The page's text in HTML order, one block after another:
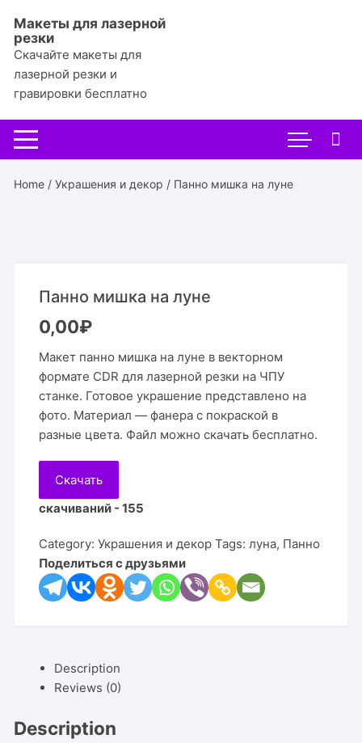
содержимому
Макеты для лазерной
резки
Скачайте макеты для
лазерной резки и
гравировки бесплатно
Home /Украшения и декор / Панно мишка на луне
Панно мишка на луне
0,00₽
Макет панно мишка на луне в векторном
формате CDR для лазерной резки на ЧПУ
станке. Готовое украшение представлено на
фото. Материал — фанера с покраской в
разные цвета. Файл можно скачать бесплатно.
Скачать
скачиваний - 155
Category:Украшения и декор Tags:луна, Панно
Поделиться с друзьями
Description
Reviews (0)
Description